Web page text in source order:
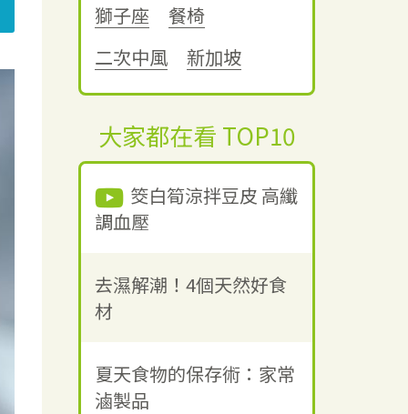
獅子座
餐椅
二次中風
新加坡
大家都在看 TOP10
筊白筍涼拌豆皮 高纖
調血壓
去濕解潮！4個天然好食
材
夏天食物的保存術：家常
滷製品